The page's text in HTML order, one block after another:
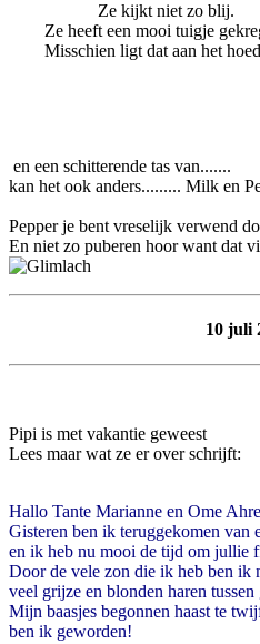
Ze kijkt
Ze heeft een mooi tuigje
Misschien ligt dat aan het
en een
kan het ook anders......... Milk en
Pepper je bent vreselijk verwend
En niet zo puberen hoor want dat
10 juli
Pipi is met vakantie geweest
Lees maar wat ze er over schrijft:
Hallo Tante Marianne en Ome
Gisteren ben ik teruggekomen van
en ik heb nu mooi de tijd om jullie
Door de vele zon die ik heb ben ik
veel grijze en blonden haren tussen
Mijn baasjes begonnen haast te
ben ik geworden!